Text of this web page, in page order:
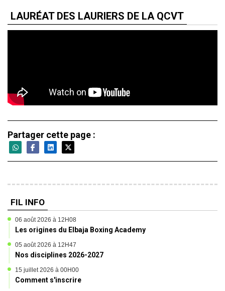
LAURÉAT DES LAURIERS DE LA QCVT
Partager cette page :
FIL INFO
06 août 2026 à 12H08
Les origines du Elbaja Boxing Academy
05 août 2026 à 12H47
Nos disciplines 2026-2027
15 juillet 2026 à 00H00
Comment s'inscrire